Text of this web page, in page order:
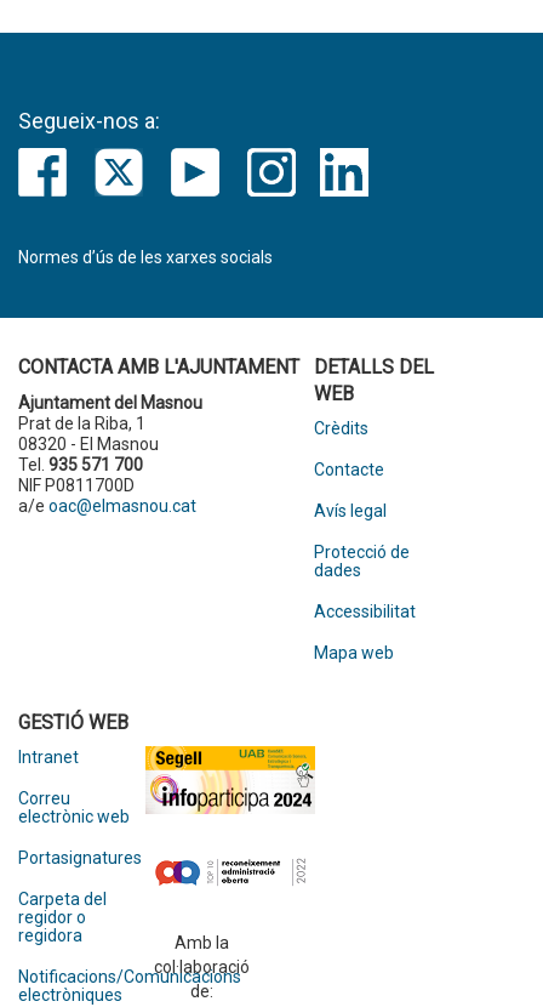
Segueix-nos a:
Normes d’ús de les xarxes socials
CONTACTA AMB L'AJUNTAMENT
Ajuntament del Masnou
Prat de la Riba, 1
08320 - El Masnou
Tel. 935 571 700
NIF P0811700D
a/e oac@elmasnou.cat
DETALLS DEL
WEB
Crèdits
Contacte
Avís legal
Protecció de
dades
Accessibilitat
Mapa web
GESTIÓ WEB
Intranet
Correu
electrònic web
Portasignatures
Carpeta del
regidor o
regidora
Notificacions/Comunicacions
electròniques
Amb la
col·laboració
de: